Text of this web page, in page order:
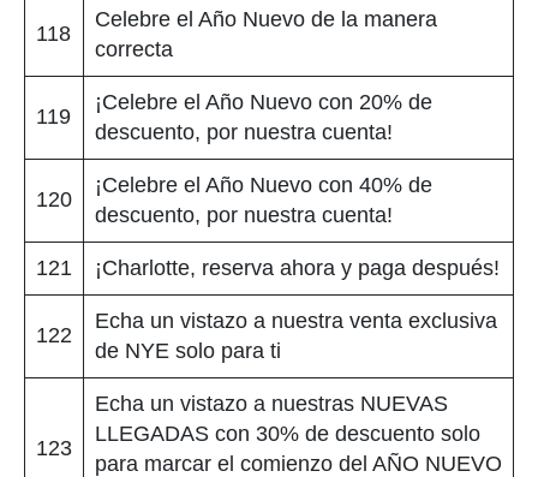
118
Celebre el Año Nuevo de la manera
correcta
119
¡Celebre el Año Nuevo con 20% de
descuento, por nuestra cuenta!
120
¡Celebre el Año Nuevo con 40% de
descuento, por nuestra cuenta!
121 ¡Charlotte, reserva ahora y paga después!
122
Echa un vistazo a nuestra venta exclusiva
de NYE solo para ti
123
Echa un vistazo a nuestras NUEVAS
LLEGADAS con 30% de descuento solo
para marcar el comienzo del AÑO NUEVO